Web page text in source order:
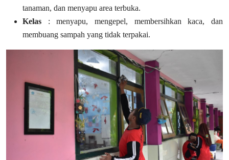
tanaman, dan menyapu area terbuka.
Kelas : menyapu, mengepel, membersihkan kaca, dan
membuang sampah yang tidak terpakai.